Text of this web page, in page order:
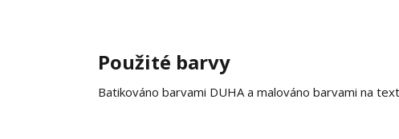
Použité barvy
Batikováno barvami DUHA a malováno barvami na